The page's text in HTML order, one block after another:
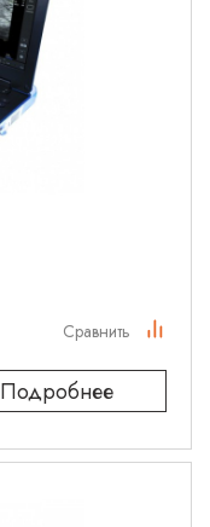
Подробнее
Сравнить